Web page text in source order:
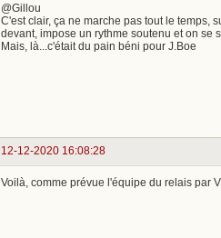
@Gillou
C'est clair, ça ne marche pas tout le temps,
devant, impose un rythme soutenu et on se
Mais, là...c'était du pain béni pour J.Boe
12-12-2020 16:08:28
Voilà, comme prévue l'équipe du relais par